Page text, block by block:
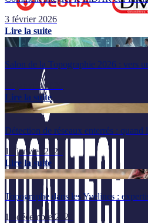
3 février 2026
Lire la suite
Salon de la Topographie 2026 : vers
29 janvier 2026
Lire la suite
Détection de réseaux enterrés :
14 janvier 2026
Lire la suite
Topographe dans les Yvelines :
17 décembre 2025